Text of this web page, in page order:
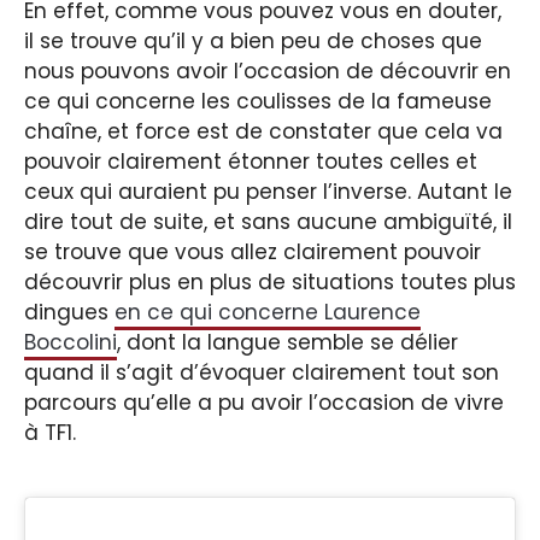
En effet, comme vous pouvez vous en douter,
il se trouve qu’il y a bien peu de choses que
nous pouvons avoir l’occasion de découvrir en
ce qui concerne les coulisses de la fameuse
chaîne, et force est de constater que cela va
pouvoir clairement étonner toutes celles et
ceux qui auraient pu penser l’inverse. Autant le
dire tout de suite, et sans aucune ambiguïté, il
se trouve que vous allez clairement pouvoir
découvrir plus en plus de situations toutes plus
dingues en ce qui concerne Laurence
Boccolini, dont la langue semble se délier
quand il s’agit d’évoquer clairement tout son
parcours qu’elle a pu avoir l’occasion de vivre
à TF1.